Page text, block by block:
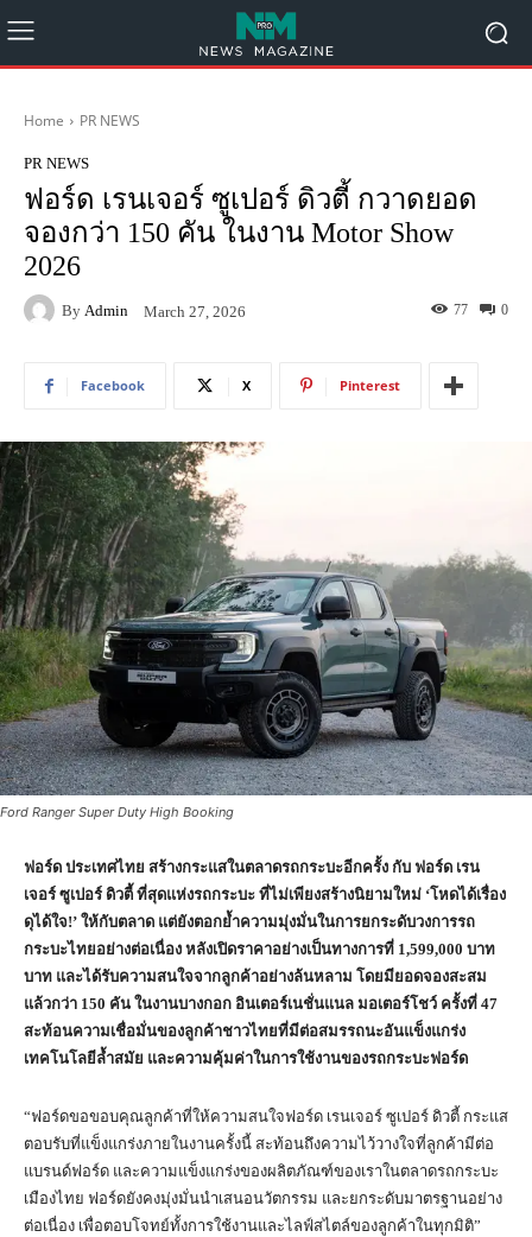
Home PR NEWS
PR NEWS
ฟอร์ด เรนเจอร์ ซูเปอร์ ดิวตี้ กวาดยอด
จองกว่า 150 คัน ในงาน Motor Show
2026
By Admin March 27, 2026 0
77
Facebook X Pinterest
Ford Ranger Super Duty High Booking
ฟอร์ด ประเทศไทย สร้างกระแสในตลาดรถกระบะอีกครั้ง กับ ฟอร์ด เรน
เจอร์ ซูเปอร์ ดิวตี้ ที่สุดแห่งรถกระบะ ที่ไม่เพียงสร้างนิยามใหม่ ‘โหดได้เรื่อง
ดุได้ใจ!’ ให้กับตลาด แต่ยังตอกย้ำความมุ่งมั่นในการยกระดับวงการรถ
กระบะไทยอย่างต่อเนื่อง หลังเปิดราคาอย่างเป็นทางการที่ 1,599,000 บาท
บาท และได้รับความสนใจจากลูกค้าอย่างล้นหลาม โดยมียอดจองสะสม
แล้วกว่า 150 คัน ในงานบางกอก อินเตอร์เนชั่นแนล มอเตอร์โชว์ ครั้งที่ 47
สะท้อนความเชื่อมั่นของลูกค้าชาวไทยที่มีต่อสมรรถนะอันแข็งแกร่ง
เทคโนโลยีล้ำสมัย และความคุ้มค่าในการใช้งานของรถกระบะฟอร์ด
“ฟอร์ดขอขอบคุณลูกค้าที่ให้ความสนใจฟอร์ด เรนเจอร์ ซูเปอร์ ดิวตี้ กระแส
ตอบรับที่แข็งแกร่งภายในงานครั้งนี้ สะท้อนถึงความไว้วางใจที่ลูกค้ามีต่อ
แบรนด์ฟอร์ด และความแข็งแกร่งของผลิตภัณฑ์ของเราในตลาดรถกระบะ
เมืองไทย ฟอร์ดยังคงมุ่งมั่นนำเสนอนวัตกรรม และยกระดับมาตรฐานอย่าง
ต่อเนื่อง เพื่อตอบโจทย์ทั้งการใช้งานและไลฟ์สไตล์ของลูกค้าในทุกมิติ”